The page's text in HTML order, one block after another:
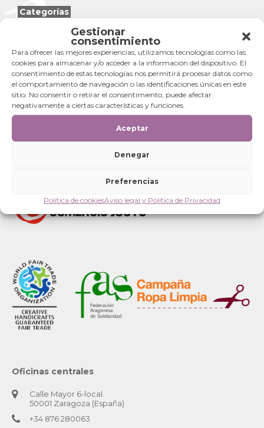
Gestionar
consentimiento
Para ofrecer las mejores experiencias, utilizamos tecnologías como las
cookies para almacenar y/o acceder a la información del dispositivo. El
consentimiento de estas tecnologías nos permitirá procesar datos como
el comportamiento de navegación o las identificaciones únicas en este
sitio. No consentir o retirar el consentimiento, puede afectar
negativamente a ciertas características y funciones.
Aceptar
Denegar
Preferencias
Política de cookiesAviso legal y Política de Privacidad
Categorías
Oficinas centrales
Calle Mayor 6-local.
50001 Zaragoza (España)
+34 876 280063